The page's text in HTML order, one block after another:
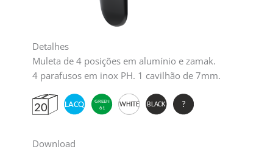
Detalhes
Muleta de 4 posições em alumínio e zamak.
4 parafusos em inox PH. 1 cavilhão de 7mm.
Download